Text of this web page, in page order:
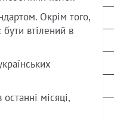
Окрім того,
бути втілений в
місяці,